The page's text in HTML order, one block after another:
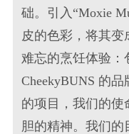
础。引入“Moxie
皮的色彩，将其变
难忘的烹饪体验：
CheekyBUNS 的
的项目，我们的使
胆的精神。我们的